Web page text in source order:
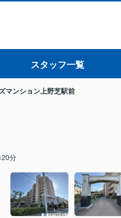
スタッフ一覧
マンション上野芝駅前
20分